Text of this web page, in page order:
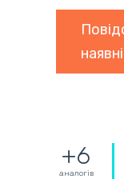
+6
аналогів